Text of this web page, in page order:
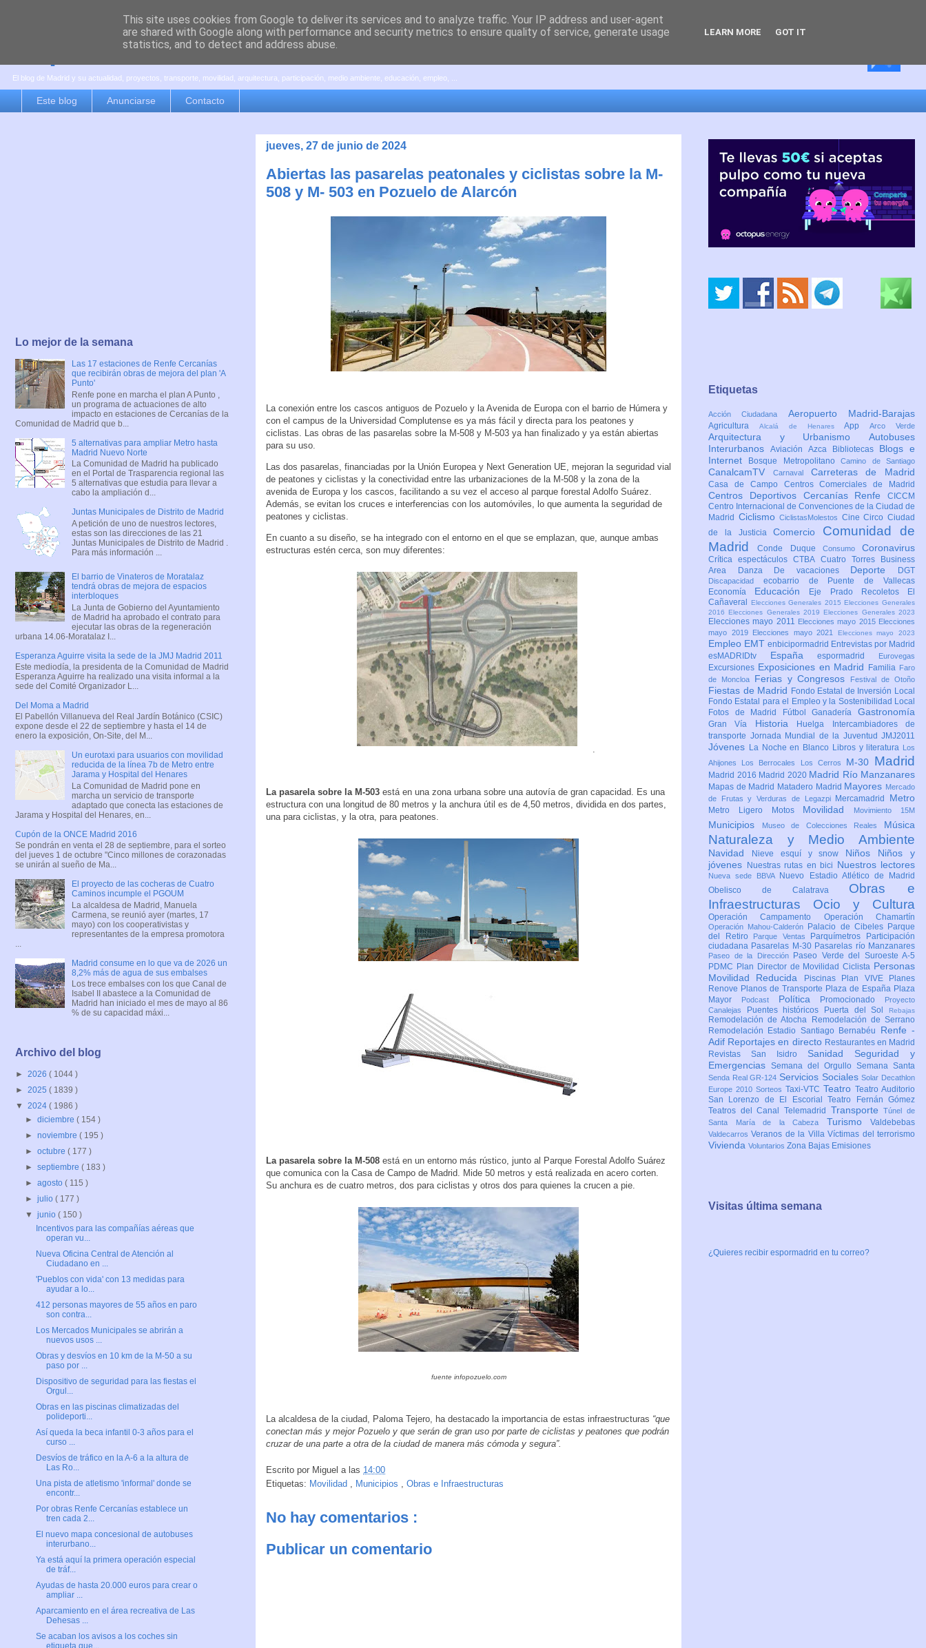
es por madrid
El blog de Madrid y su actualidad, proyectos, transporte, movilidad, arquitectura, participación, medio ambiente, educación, empleo, ...
Este blog Anunciarse Contacto
jueves, 27 de junio de 2024
Abiertas las pasarelas peatonales y ciclistas sobre la M-
508 y M- 503 en Pozuelo de Alarcón
La conexión entre los cascos antiguos de Pozuelo y la Avenida de Europa con el barrio de Húmera y
con el campus de la Universidad Complutense es ya más fácil y directa para los peatones y
ciclistas. Las obras de las pasarelas sobre la M-508 y M-503 ya han finalizado y ya están abiertas
para su uso.
Las dos pasarelas, financiadas por la Unión Europea y Next Generation UE, mejoran la seguridad vial
de peatones y ciclistas y la conectividad entre las urbanizaciones de la M-508 y la zona de la
avenida de Europa y los cascos, facilitando a su vez el acceso al parque forestal Adolfo Suárez.
Además, se evitan los cruces e interferencias con los automóviles, lo que aumenta la seguridad de
peatones y ciclistas.
En cuanto a su diseño, se ha integrado con el entorno en el que se emplazan, que, aunque ambas
estructuras estén cerca, son muy diferentes:
La pasarela sobre la M-503 está en una zona urbana sobre una autovía de gran capacidad. Es una
estructura con una longitud de 80 metros y la anchura útil es de 4,50 metros, dividida en dos partes,
una para ciclistas, y la otra, para peatones.
La pasarela sobre la M-508 está en un entorno más rústico, junto al Parque Forestal Adolfo Suárez
que comunica con la Casa de Campo de Madrid. Mide 50 metros y está realizada en acero corten.
Su anchura es de cuatro metros, dos para ciclistas y otros dos para quienes la crucen a pie.
fuente infopozuelo.com
La alcaldesa de la ciudad, Paloma Tejero, ha destacado la importancia de estas infraestructuras “que
conectan más y mejor Pozuelo y que serán de gran uso por parte de ciclistas y peatones que podrán
cruzar de una parte a otra de la ciudad de manera más cómoda y segura”.
Escrito por Miguel a las 14:00
Etiquetas: Movilidad , Municipios , Obras e Infraestructuras
No hay comentarios :
Publicar un comentario
Lo mejor de la semana
Las 17 estaciones de Renfe Cercanías
que recibirán obras de mejora del plan 'A
Punto'
Renfe pone en marcha el plan A Punto ,
un programa de actuaciones de alto
impacto en estaciones de Cercanías de la
Comunidad de Madrid que b...
5 alternativas para ampliar Metro hasta
Madrid Nuevo Norte
La Comunidad de Madrid ha publicado
en el Portal de Trasparencia regional las
5 alternativas que estudia para llevar a
cabo la ampliación d...
Juntas Municipales de Distrito de Madrid
A petición de uno de nuestros lectores,
estas son las direcciones de las 21
Juntas Municipales de Distrito de Madrid .
Para más información ...
El barrio de Vinateros de Moratalaz
tendrá obras de mejora de espacios
interbloques
La Junta de Gobierno del Ayuntamiento
de Madrid ha aprobado el contrato para
ejecutar las obras de la regeneración
urbana 14.06-Moratalaz I...
Esperanza Aguirre visita la sede de la JMJ Madrid 2011
Este mediodía, la presidenta de la Comunidad de Madrid
Esperanza Aguirre ha realizado una visita informal a la
sede del Comité Organizador L...
Del Moma a Madrid
El Pabellón Villanueva del Real Jardín Botánico (CSIC)
expone desde el 22 de septiembre y hasta el 14 de
enero la exposición, On-Site, del M...
Un eurotaxi para usuarios con movilidad
reducida de la línea 7b de Metro entre
Jarama y Hospital del Henares
La Comunidad de Madrid pone en
marcha un servicio de transporte
adaptado que conecta las estaciones de
Jarama y Hospital del Henares, en...
Cupón de la ONCE Madrid 2016
Se pondrán en venta el 28 de septiembre, para el sorteo
del jueves 1 de octubre "Cinco millones de corazonadas
se unirán al sueño de Ma...
El proyecto de las cocheras de Cuatro
Caminos incumple el PGOUM
La alcaldesa de Madrid, Manuela
Carmena, se reunió ayer (martes, 17
mayo) con los cooperativistas y
representantes de la empresa promotora
Madrid consume en lo que va de 2026 un
8,2% más de agua de sus embalses
Los trece embalses con los que Canal de
Isabel II abastece a la Comunidad de
Madrid han iniciado el mes de mayo al 86
% de su capacidad máxi...
Archivo del blog
► 2026 ( 1044 )
► 2025 ( 1839 )
▼ 2024 ( 1986 )
►diciembre( 154 )
►noviembre( 195 )
►octubre( 177 )
►septiembre( 183 )
►agosto( 115 )
►julio( 177 )
▼junio( 150 )
Incentivos para las compañías aéreas que
operan vu...
Nueva Oficina Central de Atención al
Ciudadano en ...
'Pueblos con vida' con 13 medidas para
ayudar a lo...
412 personas mayores de 55 años en paro
son contra...
Los Mercados Municipales se abrirán a
nuevos usos ...
Obras y desvíos en 10 km de la M-50 a su
paso por ...
Dispositivo de seguridad para las fiestas el
Orgul...
Obras en las piscinas climatizadas del
polideporti...
Así queda la beca infantil 0-3 años para el
curso ...
Desvíos de tráfico en la A-6 a la altura de
Las Ro...
Una pista de atletismo 'informal' donde se
encontr...
Por obras Renfe Cercanías establece un
tren cada 2...
El nuevo mapa concesional de autobuses
interurbano...
Ya está aquí la primera operación especial
de tráf...
Ayudas de hasta 20.000 euros para crear o
ampliar ...
Aparcamiento en el área recreativa de Las
Dehesas ...
Se acaban los avisos a los coches sin
Etiquetas
Acción Ciudadana Aeropuerto Madrid-Barajas
Agricultura Alcalá de HenaresAppArco Verde
Arquitectura y Urbanismo Autobuses
Interurbanos Aviación Azca Bibliotecas Blogs e
Internet
Bosque MetropolitanoCamino de Santiago
CanalcamTV Carnaval Carreteras de Madrid
Casa de Campo Centros Comerciales de Madrid
Centros Deportivos Cercanías Renfe CICCM
Centro Internacional de Convenciones de la Ciudad de
Madrid CiclismoCiclistasMolestos CineCircoCiudad
de la JusticiaComercio Comunidad de
MadridConde Duque Consumo Coronavirus
Crítica espectáculosCTBA Cuatro Torres Business
Area
Danza De vacaciones Deporte DGT
Discapacidad ecobarrio de Puente de Vallecas
Economía Educación Eje Prado Recoletos
El
Cañaveral
Elecciones Generales 2015 Elecciones Generales
2016 Elecciones Generales 2019 Elecciones Generales 2023
Elecciones mayo 2011 Elecciones mayo 2015 Elecciones
mayo 2019
Elecciones mayo 2021 Elecciones mayo 2023
Empleo EMT enbicipormadrid Entrevistas por Madrid
esMADRIDtv Españaespormadrid Eurovegas
Excursiones Exposiciones en Madrid Familia Faro
de Moncloa
Ferias y Congresos Festival de Otoño
Fiestas de Madrid Fondo Estatal de Inversión Local
Fondo Estatal para el Empleo y la Sostenibilidad Local
Fotos de Madrid
FútbolGanaderíaGastronomía
Gran Vía Historia Huelga
Intercambiadores de
transporte Jornada Mundial de la Juventud JMJ2011
Jóvenes La Noche en Blanco Libros y literatura
Los
Ahijones
Los Berrocales Los Cerros M-30 Madrid
Madrid 2016 Madrid 2020 Madrid Río Manzanares
Mapas de Madrid Matadero Madrid Mayores Mercado
de Frutas y Verduras de Legazpi
Mercamadrid Metro
Metro Ligero Motos Movilidad Movimiento 15M
Municipios Museo de Colecciones Reales Música
Naturaleza y Medio Ambiente
Navidad Nieve esquí y snow Niños Niños y
jóvenes
Nuestras rutas en bici Nuestros lectores
Nueva sede BBVA
Nuevo Estadio Atlético de Madrid
Obelisco de Calatrava Obras e
Infraestructuras Ocio y Cultura
Operación Campamento Operación Chamartín
Operación Mahou-Calderón Palacio de Cibeles Parque
del Retiro
Parque Ventas Parquímetros
Participación
ciudadana Pasarelas M-30 Pasarelas río Manzanares
Paseo de la Dirección
Paseo Verde del Suroeste A-5
PDMC Plan Director de Movilidad Ciclista Personas
Movilidad Reducida
Piscinas Plan VIVE
Planes
Renove Planos de Transporte Plaza de España Plaza
Mayor
Podcast Política Promocionado
Proyecto
Canalejas
Puentes históricos Puerta del Sol Rebajas
Remodelación de Atocha
Remodelación de Serrano
Remodelación Estadio Santiago Bernabéu Renfe -
Adif Reportajes en directo Restaurantes en Madrid
Revistas San Isidro Sanidad Seguridad y
Emergencias Semana del Orgullo Semana Santa
Senda Real GR-124 Servicios SocialesSolar Decathlon
Europe 2010 Sorteos Taxi-VTC Teatro Teatro Auditorio
San Lorenzo de El EscorialTeatro Fernán Gómez
Teatros del Canal Telemadrid TransporteTúnel de
Santa María de la Cabeza Turismo Valdebebas
ValdecarrosVeranos de la VillaVíctimas del terrorismo
Vivienda Voluntarios Zona Bajas Emisiones
Visitas última semana
¿Quieres recibir espormadrid en tu correo?
This site uses cookies from Google to deliver its services and to analyze traffic. Your IP address and user-agent
are shared with Google along with performance and security metrics to ensure quality of service, generate usage
statistics, and to detect and address abuse.
LEARN MORE GOT IT